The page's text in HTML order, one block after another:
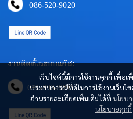
เว็บไซต์นี้มีการใช้งานคุกกี้ เพื่อ
ประสบการณ์ที่ดีในการใช้งานเว็บไ
อ่านรายละเอียดเพิ่มเติมได้ที่ นโยบ
นโยบายคุกกี้
086-520-9020
งานติดตั้งระบบแก๊ส:
081-890-3290